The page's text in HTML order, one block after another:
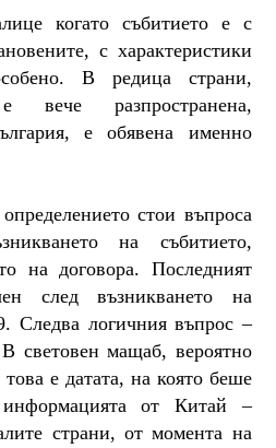
когато събитието е с
с характеристики
В редица страни,
вече разпространена,
е обявена именно
стои въпроса
на събитието,
на договора. Последният
след възникването на
Следва логичния въпрос –
световен мащаб, вероятно
е датата, на която беше
от Китай –
страни, от момента на